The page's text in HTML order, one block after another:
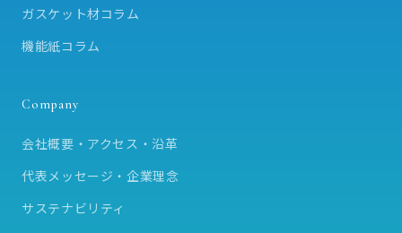
ガスケット材コラム
機能紙コラム
Company
会社概要・アクセス・沿革
代表メッセージ・企業理念
サステナビリティ